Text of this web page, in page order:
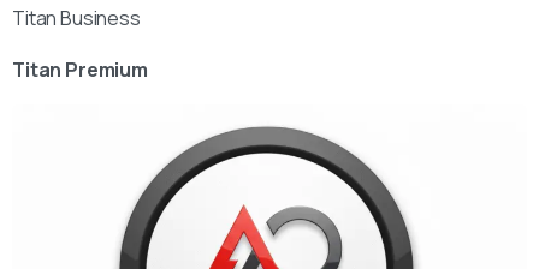
Titan Business
Titan Premium